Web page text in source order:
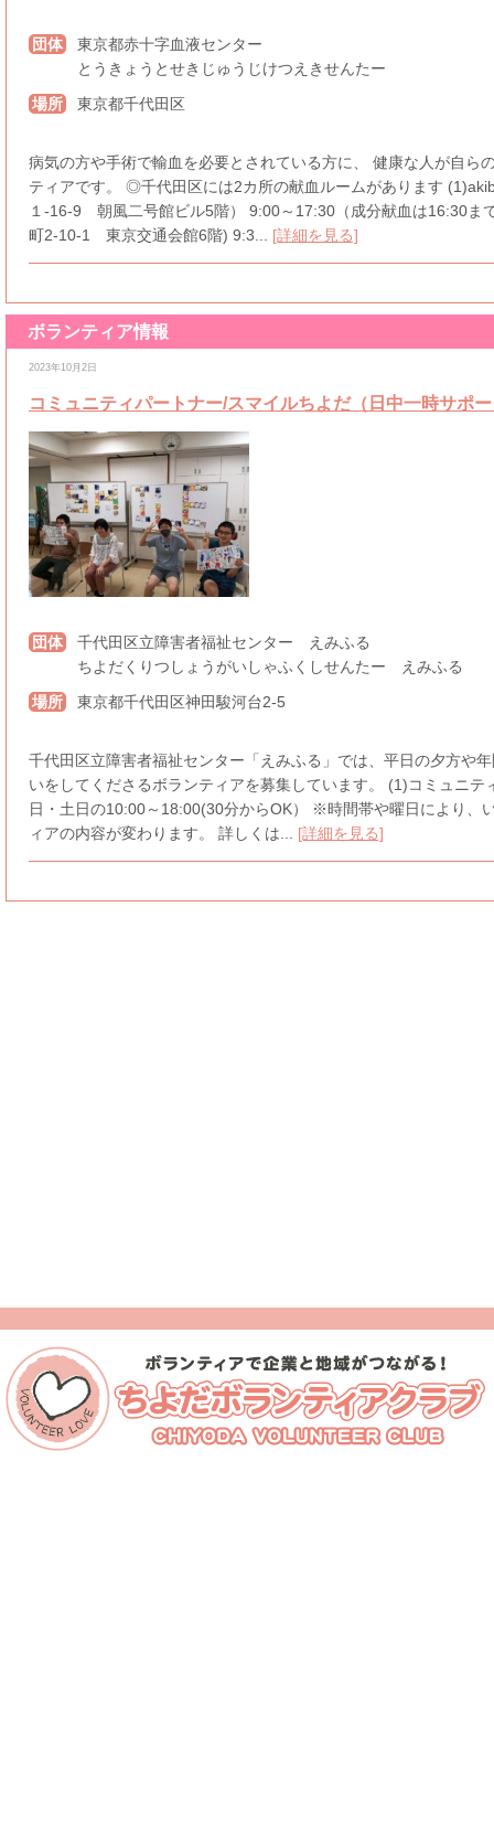
団体
東京都赤十字血液センター
とうきょうとせきじゅうじけつえきせんたー
場所
東京都千代田区
病気の方や手術で輸血を必要とされている方に、 健康な人が自ら
ティアです。 ◎千代田区には2カ所の献血ルームがあります
１-16-9 朝風二号館ビル5階） 9:00～17:30（成分献血は16:30ま
町2-10-1 東京交通会館6階) 9:3... [詳細を見る]
ボランティア情報
2023年10月2日
コミュニティパートナー/スマイルちよだ（日中一時サポ
団体
千代田区立障害者福祉センター えみふる
ちよだくりつしょうがいしゃふくしせんたー えみふる
場所
東京都千代田区神田駿河台2-5
千代田区立障害者福祉センター「えみふる」では、平日の夕方や
いをしてくださるボランティアを募集しています。 (1)コミュニテ
日・土日の10:00～18:00(30分からOK） ※時間帯や曜日により、
ィアの内容が変わります。 詳しくは... [詳細を見る]